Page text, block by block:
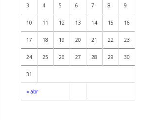
« abr
3 4 5 6 7 8 9
10 11 12 13 14 15 16
17 18 19 20 21 22 23
24 25 26 27 28 29 30
31